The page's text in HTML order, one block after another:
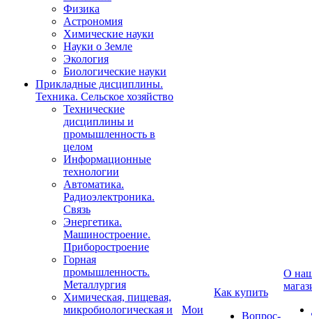
Физика
Астрономия
Химические науки
Науки о Земле
Экология
Биологические науки
Прикладные дисциплины.
Техника. Сельское хозяйство
Технические
дисциплины и
промышленность в
целом
Информационные
технологии
Автоматика.
Радиоэлектроника.
Связь
Энергетика.
Машиностроение.
Приборостроение
Горная
промышленность.
Металлургия
Химическая, пищевая,
микробиологическая и
Мои
Как купить
Вопрос-
О